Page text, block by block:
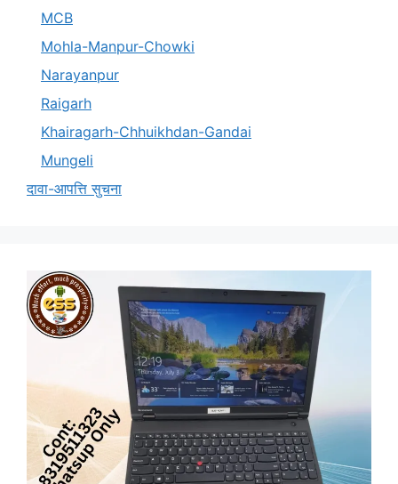
MCB
Mohla-Manpur-Chowki
Narayanpur
Raigarh
Khairagarh-Chhuikhdan-Gandai
Mungeli
दावा-आपत्ति सुचना